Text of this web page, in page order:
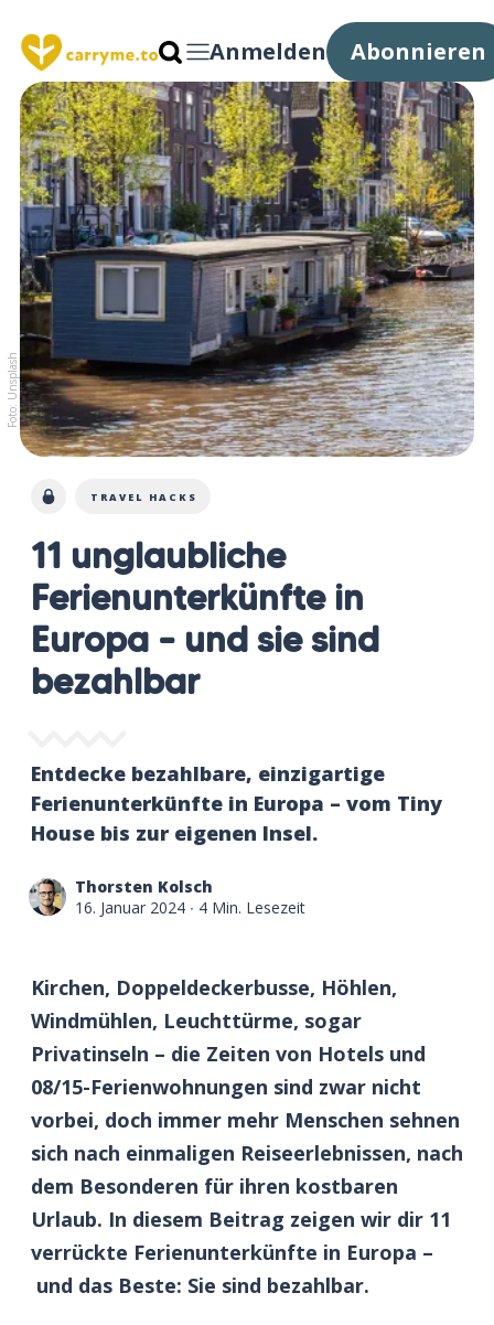
Anmelden Abonnieren
Foto: Unsplash
TRAVEL HACKS
11 unglaubliche
Ferienunterkünfte in
Europa – und sie sind
bezahlbar
Entdecke bezahlbare, einzigartige
Ferienunterkünfte in Europa – vom Tiny
House bis zur eigenen Insel.
Thorsten Kolsch
16. Januar 2024∙ 4 Min. Lesezeit
Kirchen, Doppeldeckerbusse, Höhlen,
Windmühlen, Leuchttürme, sogar
Privatinseln – die Zeiten von Hotels und
08/15-Ferienwohnungen sind zwar nicht
vorbei, doch immer mehr Menschen sehnen
sich nach einmaligen Reiseerlebnissen, nach
dem Besonderen für ihren kostbaren
Urlaub. In diesem Beitrag zeigen wir dir 11
verrückte Ferienunterkünfte in Europa –
und das Beste: Sie sind bezahlbar.